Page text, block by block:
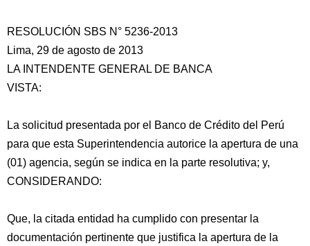
RESOLUCIÓN SBS N° 5236-2013
Lima, 29 de agosto de 2013
LA INTENDENTE GENERAL DE BANCA
VISTA:
La solicitud presentada por el Banco de Crédito del Perú
para que esta Superintendencia autorice la apertura de una
(01) agencia, según se indica en la parte resolutiva; y,
CONSIDERANDO:
Que, la citada entidad ha cumplido con presentar la
documentación pertinente que justifica la apertura de la